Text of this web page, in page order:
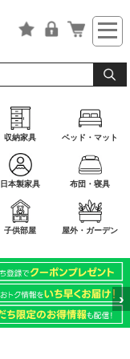
収納家具 ベッド・マット
日本製家具 布団・寝具
子供部屋 屋外・ガーデン
›